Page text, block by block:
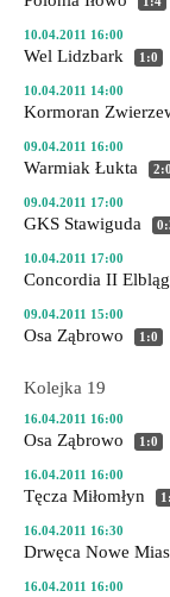
10.04.2011 16:00
Wel Lidzbark 1:0
10.04.2011 14:00
Kormoran
09.04.2011 16:00
Warmiak Łukta 2:0
09.04.2011 17:00
GKS Stawiguda
10.04.2011 17:00
Concordia II Elbląg
09.04.2011 15:00
Osa Ząbrowo 1:0
Kolejka 19
16.04.2011 16:00
Osa Ząbrowo 1:0
16.04.2011 16:00
Tęcza Miłomłyn
16.04.2011 16:30
Drwęca Nowe
16.04.2011 16:00